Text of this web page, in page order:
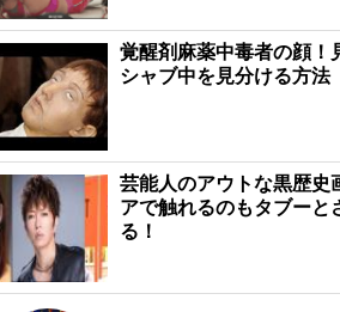
覚醒剤麻薬中毒者の顔！
シャブ中を見分ける方法
芸能人のアウトな黒歴史
アで触れるのもタブー
る！